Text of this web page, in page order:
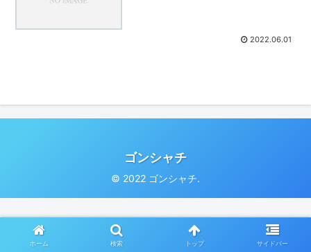
2022.06.01
ゴンシャチ
© 2022 ゴンシャチ.
ホーム 検索 トップ サイドバー